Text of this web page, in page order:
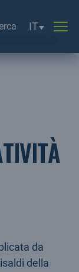
Selezione
IT
da
della